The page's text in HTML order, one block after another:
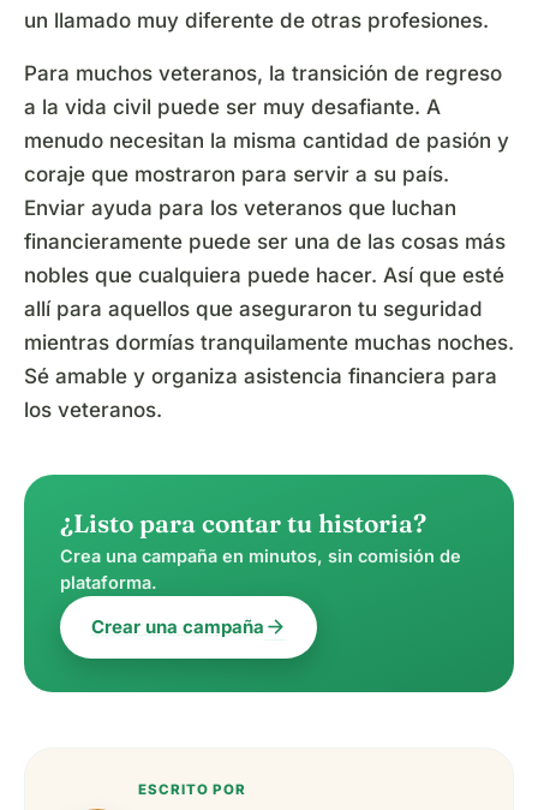
un llamado muy diferente de otras profesiones.
Para muchos veteranos, la transición de regreso
a la vida civil puede ser muy desafiante. A
menudo necesitan la misma cantidad de pasión y
coraje que mostraron para servir a su país.
Enviar ayuda para los veteranos que luchan
financieramente puede ser una de las cosas más
nobles que cualquiera puede hacer. Así que esté
allí para aquellos que aseguraron tu seguridad
mientras dormías tranquilamente muchas noches.
Sé amable y organiza asistencia financiera para
los veteranos.
¿Listo para contar tu historia?
Crea una campaña en minutos, sin comisión de
plataforma.
Crear una campaña arrow_forward
ESCRITO POR